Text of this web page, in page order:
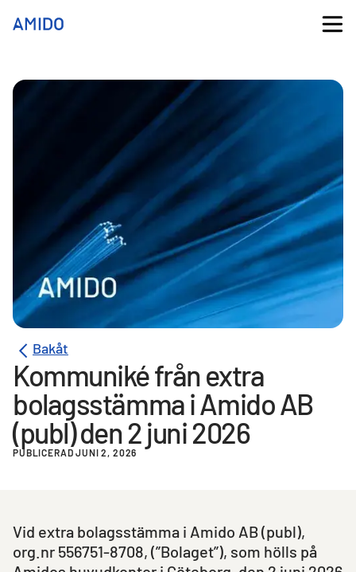
Bakåt
Kommuniké från extra
bolagsstämma i Amido AB
(publ) den 2 juni 2026
PUBLICERAD JUNI 2, 2026
Vid extra bolagsstämma i Amido AB (publ),
org.nr 556751-8708, (”Bolaget”), som hölls på